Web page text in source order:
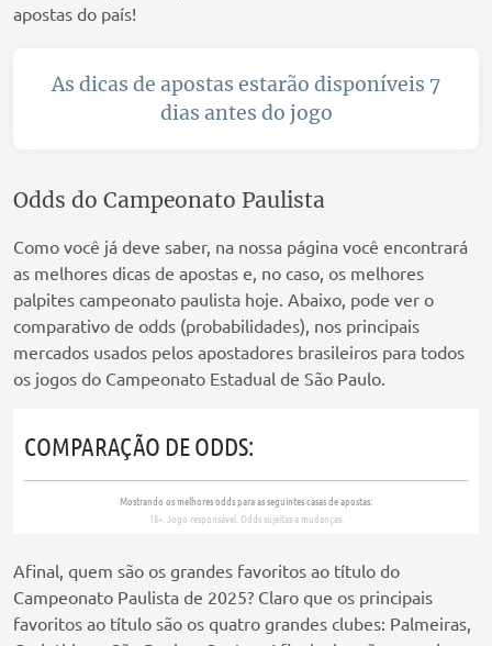
apostas do país!
As dicas de apostas estarão disponíveis 7
dias antes do jogo
Odds do Campeonato Paulista
Como você já deve saber, na nossa página você encontrará
as melhores dicas de apostas e, no caso, os melhores
palpites campeonato paulista hoje. Abaixo, pode ver o
comparativo de odds (probabilidades), nos principais
mercados usados pelos apostadores brasileiros para todos
os jogos do Campeonato Estadual de São Paulo.
Afinal, quem são os grandes favoritos ao título do
Campeonato Paulista de 2025? Claro que os principais
favoritos ao título são os quatro grandes clubes: Palmeiras,